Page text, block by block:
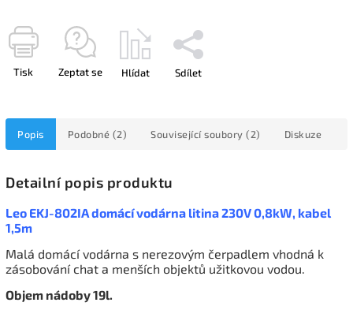
Tisk Zeptat se Hlídat Sdílet
Popis Podobné (2) Související soubory (2) Diskuze
Detailní popis produktu
Leo EKJ-802IA domácí vodárna litina 230V 0,8kW, kabel
1,5m
Malá domácí vodárna s nerezovým čerpadlem vhodná k
zásobování chat a menších objektů užitkovou vodou.
Objem nádoby 19l.